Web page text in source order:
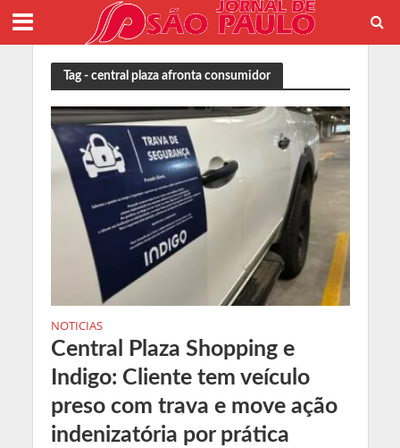
Tag - central plaza afronta consumidor
NOTICIAS
Central Plaza Shopping e
Indigo: Cliente tem veículo
preso com trava e move ação
indenizatória por prática